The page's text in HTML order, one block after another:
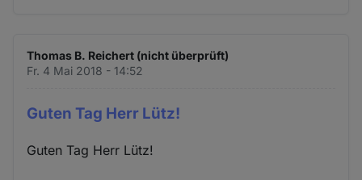
Thomas B. Reichert (nicht überprüft)
Fr. 4 Mai 2018 - 14:52
Guten Tag Herr Lütz!
Guten Tag Herr Lütz!